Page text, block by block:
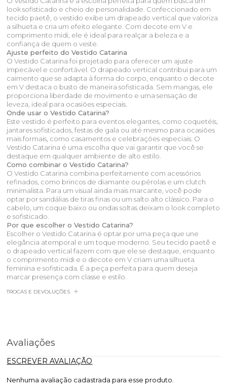
look sofisticado e cheio de personalidade. Confeccionado em
tecido paetê, o vestido exibe um drapeado vertical que valoriza
a silhueta e cria um efeito elegante. Com decote em V e
comprimento midi, ele é ideal para realçar a beleza e a
confiança de quem o veste.
Ajuste perfeito do Vestido Catarina
O Vestido Catarina foi projetado para oferecer um ajuste
impecável e confortável. O drapeado vertical contribui para um
caimento que se adapta à forma do corpo, enquanto o decote
em V destaca o busto de maneira sofisticada. Sem mangas, ele
proporciona liberdade de movimento e uma sensação de
leveza, ideal para ocasiões especiais.
Onde usar o Vestido Catarina?
Este vestido é perfeito para eventos elegantes, como coquetéis,
jantares sofisticados, festas de gala ou até mesmo para ocasiões
mais formais, como casamentos e celebrações especiais. O
Vestido Catarina é uma escolha que vai garantir que você se
destaque em qualquer ambiente de alto estilo.
Como combinar o Vestido Catarina?
O Vestido Catarina combina perfeitamente com acessórios
refinados, como brincos de diamante ou pérolas e um clutch
minimalista. Para um visual ainda mais marcante, você pode
optar por sandálias de tiras finas ou um salto alto clássico. Para o
cabelo, um coque baixo ou ondas soltas deixam o look completo
e sofisticado.
Por que escolher o Vestido Catarina?
Escolher o Vestido Catarina é optar por uma peça que une
elegância atemporal e um toque moderno. Seu tecido paetê e
o drapeado vertical fazem com que ele se destaque, enquanto
o comprimento midi e o decote em V criam uma silhueta
feminina e sofisticada. É a peça perfeita para quem deseja
marcar presença com classe e estilo.
TROCAS E DEVOLUÇÕES
Avaliações
ESCREVER AVALIAÇÃO
Nenhuma avaliação cadastrada para esse produto.